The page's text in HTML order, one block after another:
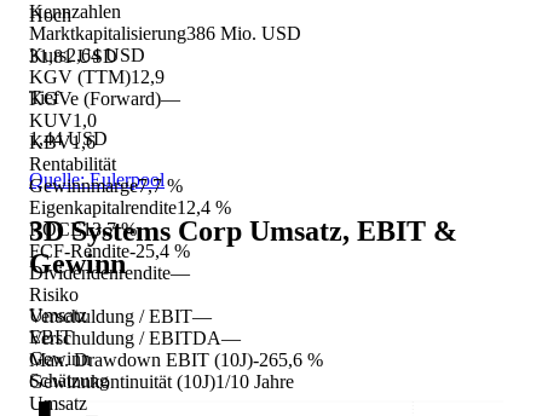
Kennzahlen
Marktkapitalisierung386 Mio. USD
Kurs2,64 USD
KGV (TTM)12,9
KGVe (Forward)—
KUV1,0
KBV1,6
Rentabilität
Gewinnmarge7,7 %
Eigenkapitalrendite12,4 %
ROCE13,7 %
FCF-Rendite-25,4 %
Dividendenrendite—
Risiko
Verschuldung / EBIT—
Verschuldung / EBITDA—
Max. Drawdown EBIT (10J)-265,6 %
Gewinnkontinuität (10J)1/10 Jahre
Umsatz
Hoch
31,81 USD
Tief
1,44 USD
Quelle: Eulerpool
3D Systems Corp Umsatz, EBIT &
Gewinn
Umsatz
EBIT
Gewinn
Schätzung